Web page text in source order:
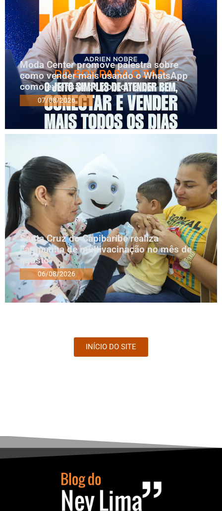
Moda Center promove palestra sobre
como vender mais usando o WhatsApp
como extensão do ponto físico
07/08/2026
Santa Cruz do Capibaribe realiza
campanha de multivacinação no mês de
agosto
06/08/2026
INÍCIO DO SITE